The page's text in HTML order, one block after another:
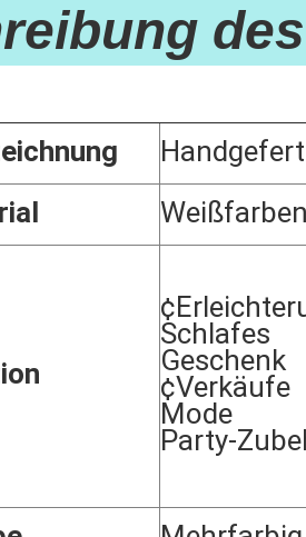
Schlafes
Geschenk
¢Verkäufe
Mode
Party-